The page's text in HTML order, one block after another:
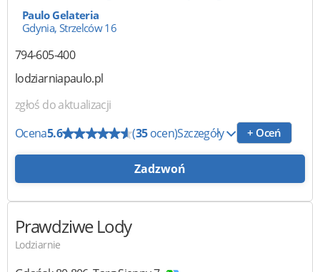
Paulo Gelateria
Gdynia, Strzelców 16
794-605-400
lodziarniapaulo.pl
zgłoś do aktualizacji
Ocena5.6 (35ocen)Szczegóły + Oceń
Zadzwoń
Prawdziwe Lody
Lodziarnie